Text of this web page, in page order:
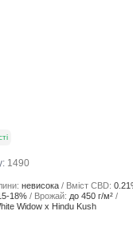
1490
невисока Вміст CBD:
18% Врожай: до 450 г/м²
Widow x Hindu Kush